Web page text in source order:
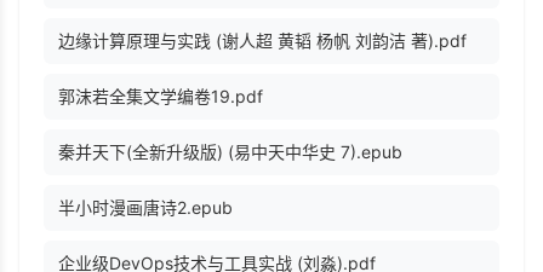
边缘计算原理与实践 (谢人超 黄韬 杨帆 刘韵洁 著).pdf
郭沫若全集文学编卷19.pdf
秦并天下(全新升级版) (易中天中华史 7).epub
半小时漫画唐诗2.epub
企业级DevOps技术与工具实战 (刘淼).pdf